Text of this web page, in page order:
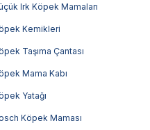
Irk Köpek Mamaları
Kemikleri
Taşıma Çantası
Mama Kabı
Yatağı
Köpek Maması